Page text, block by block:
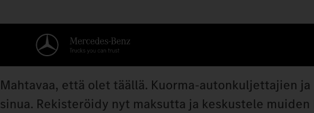
Mahtavaa, että olet täällä. Kuorma-autonkuljettajien
sinua. Rekisteröidy nyt maksutta ja keskustele muiden